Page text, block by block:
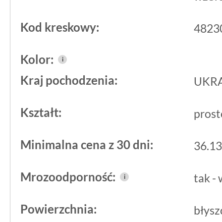
doskonale zgra się z
aranżacjami. Można go też stosować
wygląd utrzymany bez nadmiaru
Kod kreskowy:
Kolor: i
Kraj pochodzenia:
Kształt:
Minimalna cena z 30 dni:
Mrozoodporność: i tak -
Powierzchnia: